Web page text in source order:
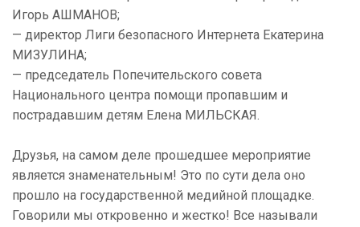
Игорь АШМАНОВ;
— директор Лиги безопасного Интернета Екатерина
МИЗУЛИНА;
— председатель Попечительского совета
Национального центра помощи пропавшим и
пострадавшим детям Елена МИЛЬСКАЯ.
Друзья, на самом деле прошедшее мероприятие
является знаменательным! Это по сути дела оно
прошло на государственной медийной площадке.
Говорили мы откровенно и жестко! Все называли